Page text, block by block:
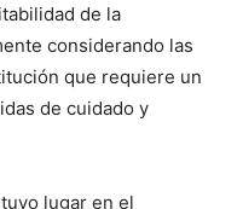
de la
considerando las
que requiere un
de cuidado y
lugar en el